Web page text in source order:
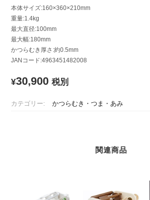
本体サイズ:160×360×210mm
重量:1.4kg
最大直径:100mm
最大幅:180mm
かつらむき厚さ:約0.5mm
JANコード:4963451482008
¥30,900 税別
カテゴリー: かつらむき・つま・あみ
関連商品